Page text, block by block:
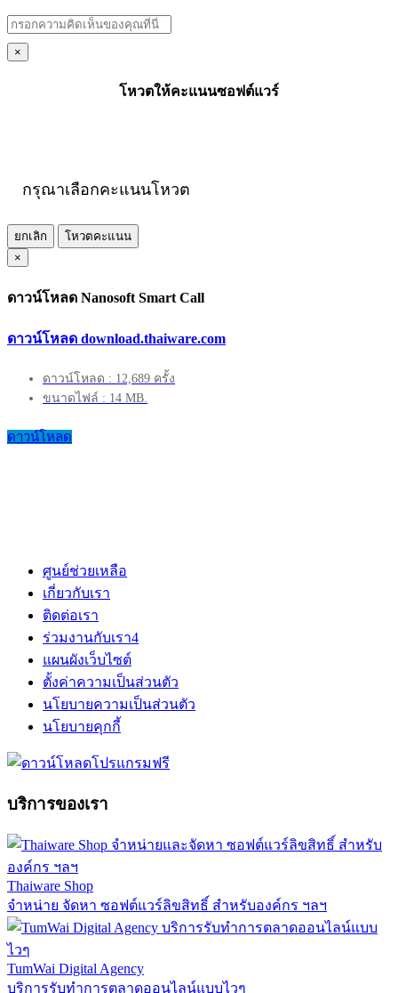
×
โหวตให้คะแนนซอฟต์แวร์
กรุณาเลือกคะแนนโหวต
ยกเลิก
โหวตคะแนน
×
ดาวน์โหลด Nanosoft Smart Call
ดาวน์โหลด download.thaiware.com
ดาวน์โหลด : 12,689 ครั้ง
ขนาดไฟล์ : 14 MB.
ดาวน์โหลด
ศูนย์ช่วยเหลือ
เกี่ยวกับเรา
ติดต่อเรา
ร่วมงานกับเรา4
แผนผังเว็บไซต์
ตั้งค่าความเป็นส่วนตัว
นโยบายความเป็นส่วนตัว
นโยบายคุกกี้
บริการของเรา
Thaiware Shop
จำหน่าย จัดหา ซอฟต์แวร์ลิขสิทธิ์ สำหรับองค์กร ฯลฯ
TumWai Digital Agency
บริการรับทำการตลาดออนไลน์แบบไวๆ